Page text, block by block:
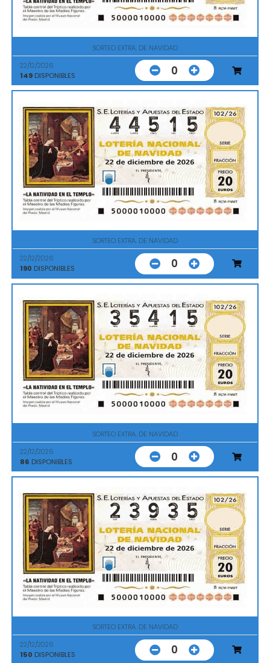
SORTEO EXTRA. DE NAVIDAD
22/12/2026
149 DISPONIBLES 0
SORTEO EXTRA. DE NAVIDAD
22/12/2026
190 DISPONIBLES 0
SORTEO EXTRA. DE NAVIDAD
22/12/2026
86 DISPONIBLES 0
SORTEO EXTRA. DE NAVIDAD
22/12/2026
150 DISPONIBLES 0